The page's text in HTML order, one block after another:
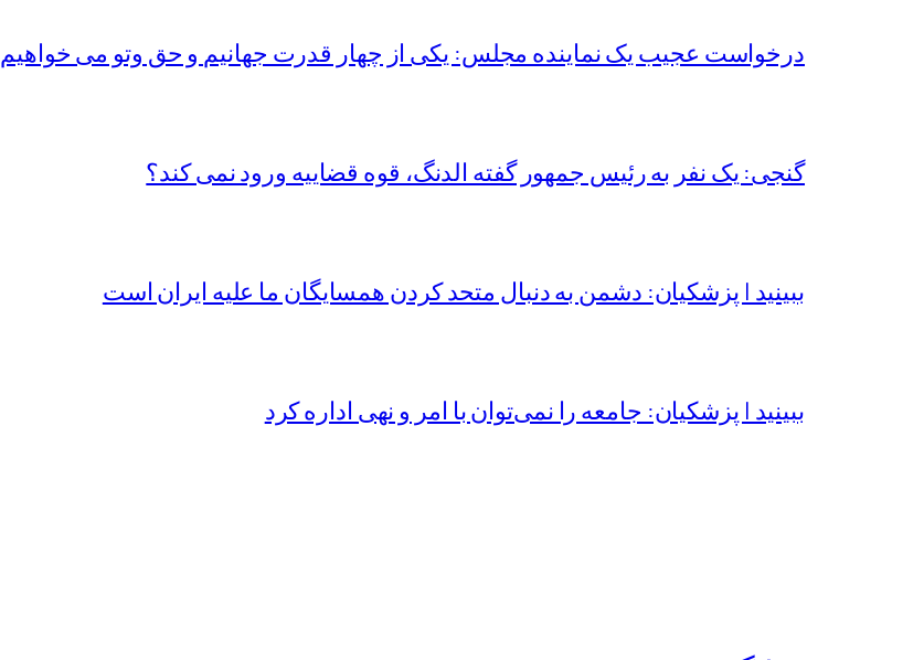
درخواست عجیب یک نماینده مجلس: یکی از چهار قدرت جهانیم و حق وتو می خواهیم
گنجی: یک نفر به رئیس جمهور گفته الدنگ، قوه قضاییه ورود نمی کند؟
ببینید | پزشکیان: دشمن به دنبال متحد کردن همسایگان ما علیه ایران است
ببینید | پزشکیان: جامعه را نمی‌توان با امر و نهی اداره کرد